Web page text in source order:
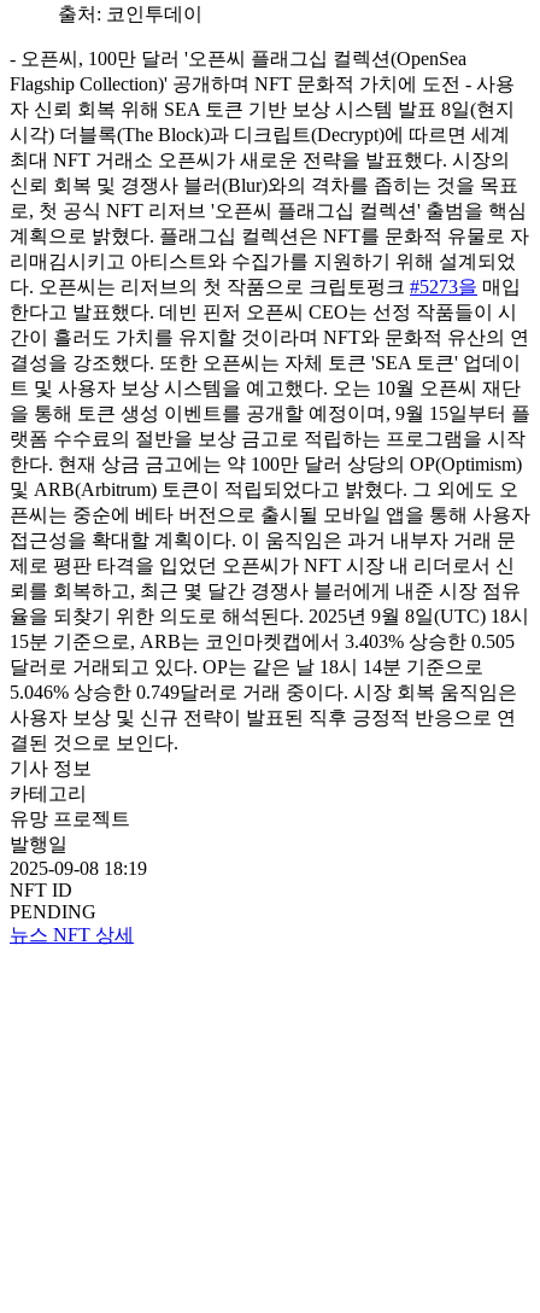
출처: 코인투데이
- 오픈씨, 100만 달러 '오픈씨 플래그십 컬렉션(OpenSea
Flagship Collection)' 공개하며 NFT 문화적 가치에 도전 - 사용
자 신뢰 회복 위해 SEA 토큰 기반 보상 시스템 발표 8일(현지
시각) 더블록(The Block)과 디크립트(Decrypt)에 따르면 세계
최대 NFT 거래소 오픈씨가 새로운 전략을 발표했다. 시장의
신뢰 회복 및 경쟁사 블러(Blur)와의 격차를 좁히는 것을 목표
로, 첫 공식 NFT 리저브 '오픈씨 플래그십 컬렉션' 출범을 핵심
계획으로 밝혔다. 플래그십 컬렉션은 NFT를 문화적 유물로 자
리매김시키고 아티스트와 수집가를 지원하기 위해 설계되었
다. 오픈씨는 리저브의 첫 작품으로 크립토펑크 #5273을 매입
한다고 발표했다. 데빈 핀저 오픈씨 CEO는 선정 작품들이 시
간이 흘러도 가치를 유지할 것이라며 NFT와 문화적 유산의 연
결성을 강조했다. 또한 오픈씨는 자체 토큰 'SEA 토큰' 업데이
트 및 사용자 보상 시스템을 예고했다. 오는 10월 오픈씨 재단
을 통해 토큰 생성 이벤트를 공개할 예정이며, 9월 15일부터 플
랫폼 수수료의 절반을 보상 금고로 적립하는 프로그램을 시작
한다. 현재 상금 금고에는 약 100만 달러 상당의 OP(Optimism)
및 ARB(Arbitrum) 토큰이 적립되었다고 밝혔다. 그 외에도 오
픈씨는 중순에 베타 버전으로 출시될 모바일 앱을 통해 사용자
접근성을 확대할 계획이다. 이 움직임은 과거 내부자 거래 문
제로 평판 타격을 입었던 오픈씨가 NFT 시장 내 리더로서 신
뢰를 회복하고, 최근 몇 달간 경쟁사 블러에게 내준 시장 점유
율을 되찾기 위한 의도로 해석된다. 2025년 9월 8일(UTC) 18시
15분 기준으로, ARB는 코인마켓캡에서 3.403% 상승한 0.505
달러로 거래되고 있다. OP는 같은 날 18시 14분 기준으로
5.046% 상승한 0.749달러로 거래 중이다. 시장 회복 움직임은
사용자 보상 및 신규 전략이 발표된 직후 긍정적 반응으로 연
결된 것으로 보인다.
기사 정보
카테고리
유망 프로젝트
발행일
2025-09-08 18:19
NFT ID
PENDING
뉴스 NFT 상세